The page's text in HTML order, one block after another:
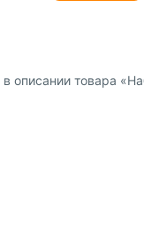
описании товара